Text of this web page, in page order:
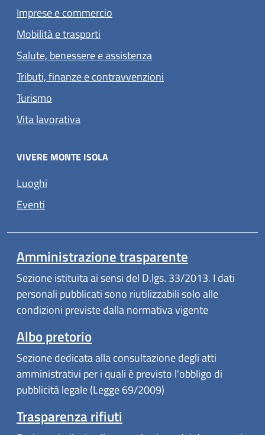
Imprese e commercio
Mobilità e trasporti
Salute, benessere e assistenza
Tributi, finanze e contravvenzioni
Turismo
Vita lavorativa
VIVERE MONTE ISOLA
Luoghi
Eventi
Amministrazione trasparente
Sezione istituita ai sensi del D.lgs. 33/2013. I dati
personali pubblicati sono riutilizzabili solo alle
condizioni previste dalla normativa vigente
Albo pretorio
Sezione dedicata alla consultazione degli atti
amministrativi per i quali è previsto l'obbligo di
pubblicità legale (Legge 69/2009)
Trasparenza rifiuti